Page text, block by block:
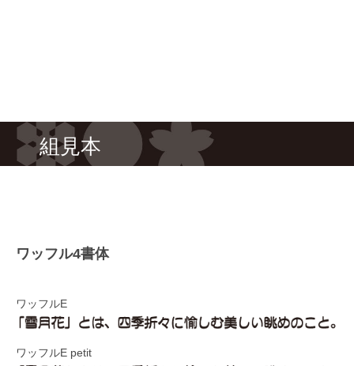
組見本
ワッフル4書体
ワッフルE
ワッフルE petit